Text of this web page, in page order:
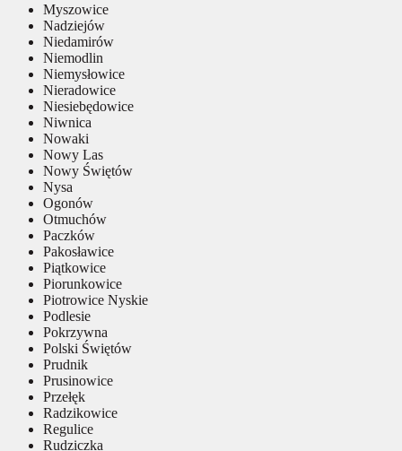
Myszowice
Nadziejów
Niedamirów
Niemodlin
Niemysłowice
Nieradowice
Niesiebędowice
Niwnica
Nowaki
Nowy Las
Nowy Świętów
Nysa
Ogonów
Otmuchów
Paczków
Pakosławice
Piątkowice
Piorunkowice
Piotrowice Nyskie
Podlesie
Pokrzywna
Polski Świętów
Prudnik
Prusinowice
Przełęk
Radzikowice
Regulice
Rudziczka